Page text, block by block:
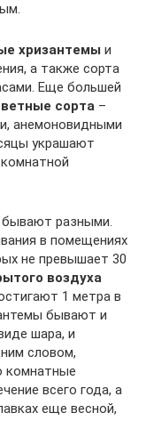
хризантемы и
а также сорта
Еще большей
сорта –
анемоновидными
украшают
разными.
в помещениях
не превышает 30
воздуха
1 метра в
бывают и
шара, и
словом,
комнатные
всего года, а
еще весной,